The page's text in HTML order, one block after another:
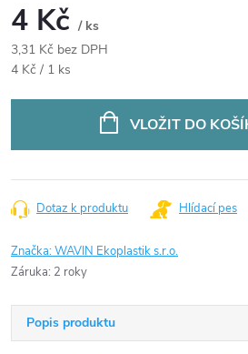
4 Kč / ks
3,31 Kč bez DPH
Měrná
4 Kč / 1 ks
VLOŽIT DO
Dotaz k produktu Hlídací pes
Značka:WAVIN Ekoplastik s.r.o.
Záruka: 2 roky
Popis produktu